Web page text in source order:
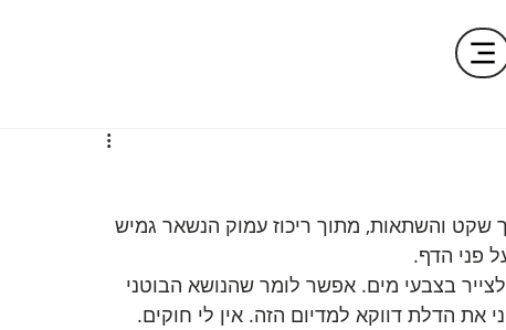
שקט והשתאות, מתוך ריכוז עמוק הנשאר גמיש
פני הדף.
בצבעי מים. אפשר לומר שהנושא הבוטני
את הדלת דווקא למדיום הזה. אין לי חוקים.